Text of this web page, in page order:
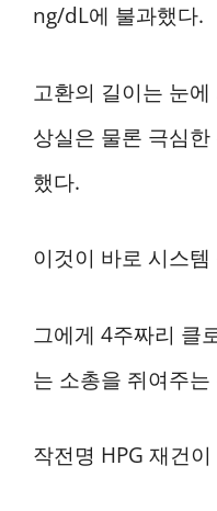
ng/dL에 불과했다.
고환의 길이는 눈
상실은 물론 극심
했다.
이것이 바로 시스
그에게 4주짜리 클
는 소총을 쥐여주는
작전명 HPG 재건